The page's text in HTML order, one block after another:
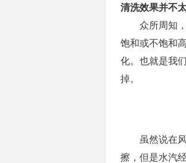
清洗效果并不
众所周知，
饱和或不饱和
化。也就是我
掉。
虽然说在风
擦，但是水汽